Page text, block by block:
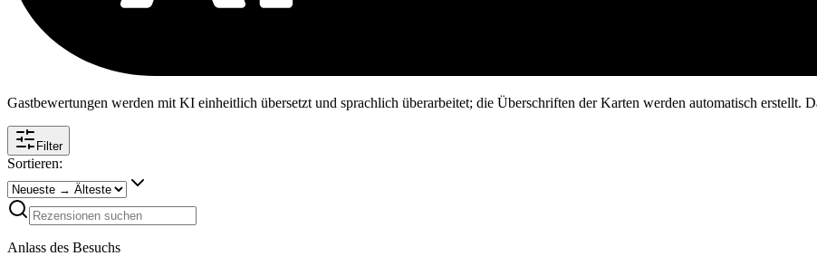
Gastbewertungen werden mit KI einheitlich übersetzt und sprachlich überarbeitet; die Überschriften der Karten werden automatisch erstellt.
Filter
Sortieren:
Anlass des Besuchs